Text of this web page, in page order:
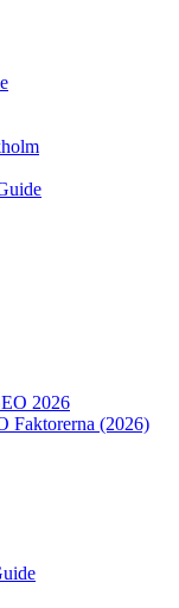
2026
Faktorerna (2026)